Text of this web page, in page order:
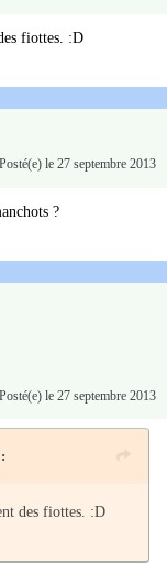
fiottes. :D
Posté(e) le 27 septembre 2013
?
Posté(e) le 27 septembre 2013
des fiottes. :D